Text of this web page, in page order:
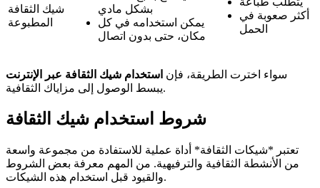
شيك الثقافة
المطبوعة
بشكل مادي
يمكن استخدامه في كل
مكان، حتى بدون اتصال
أكثر صعوبة في
الحمل
سواء اخترت الطريقة، فإن استخدام شيك الثقافة عبر الإنترنت
يبسط الوصول إلى مزاياك الثقافية.
شروط استخدام شيك الثقافة
تعتبر *شيكات الثقافة* أداة عملية للاستفادة من مجموعة واسعة
من الأنشطة الثقافية والترفيهية. من المهم معرفة بعض الشروط
والقيود قبل استخدام هذه الشيكات.